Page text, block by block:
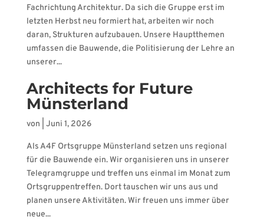
Fachrichtung Architektur. Da sich die Gruppe erst im
letzten Herbst neu formiert hat, arbeiten wir noch
daran, Strukturen aufzubauen. Unsere Hauptthemen
umfassen die Bauwende, die Politisierung der Lehre an
unserer...
Architects for Future
Münsterland
von Juni 1, 2026
Als A4F Ortsgruppe Münsterland setzen uns regional
für die Bauwende ein. Wir organisieren uns in unserer
Telegramgruppe und treffen uns einmal im Monat zum
Ortsgruppentreffen. Dort tauschen wir uns aus und
planen unsere Aktivitäten. Wir freuen uns immer über
neue...